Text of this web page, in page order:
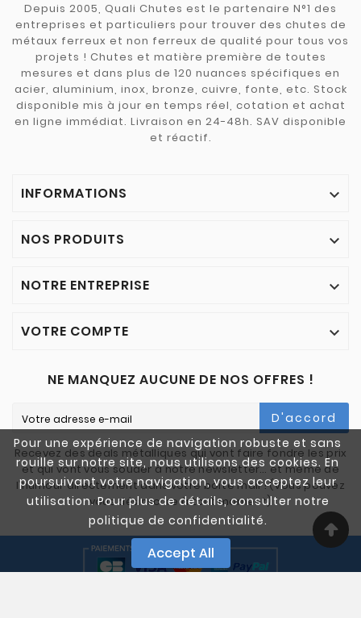
Pour une expérience de navigation robuste et sans
rouille sur notre site, nous utilisons des cookies. En
poursuivant votre navigation, vous acceptez leur
utilisation. Pour plus de détails, consulter notre
politique de confidentialité.
Accept All
Depuis 2005, Quali Chutes est le partenaire N°1 des
entreprises et particuliers pour trouver des chutes de
métaux ferreux et non ferreux de qualité pour tous vos
projets ! Chutes et matière première de toutes
mesures et dans plus de 120 nuances spécifiques en
acier, aluminium, inox, bronze, cuivre, fonte, etc. Stock
disponible mis à jour en temps réel, cotation et achat
en ligne immédiat. Livraison en 24-48h. SAV disponible
et réactif.
INFORMATIONS 
NOS PRODUITS 
NOTRE ENTREPRISE 
VOTRE COMPTE 
NE MANQUEZ AUCUNE DE NOS OFFRES !
D'accord
Recevez des deals métalliques qui vont faire fondre les prix
et qui vont vous souder à notre newsletter… et même de
l'humour directement dans votre boîte mail ! (Vous pouvez
vous désinscrire à tout moment)